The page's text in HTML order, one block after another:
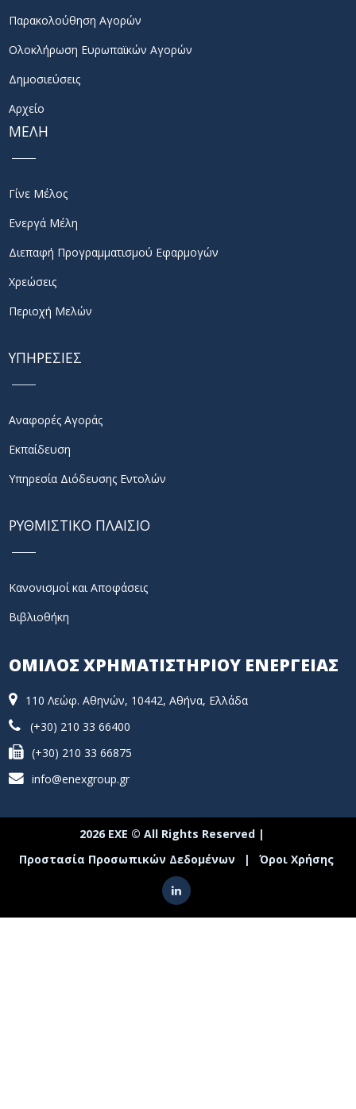
Παρακολούθηση Αγορών
Ολοκλήρωση Ευρωπαϊκών Αγορών
Δημοσιεύσεις
Αρχείο
ΜΕΛΗ
Γίνε Μέλος
Ενεργά Μέλη
Διεπαφή Προγραμματισμού Εφαρμογών
Χρεώσεις
Περιοχή Μελών
ΥΠΗΡΕΣΙΕΣ
Αναφορές Αγοράς
Εκπαίδευση
Υπηρεσία Διόδευσης Εντολών
ΡΥΘΜΙΣΤΙΚΟ ΠΛΑΙΣΙΟ
Κανονισμοί και Αποφάσεις
Βιβλιοθήκη
ΟΜΙΛΟΣ ΧΡΗΜΑΤΙΣΤΗΡΙΟΥ ΕΝΕΡΓΕΙΑΣ
110 Λεώφ. Αθηνών, 10442, Αθήνα, Ελλάδα
(+30) 210 33 66400
(+30) 210 33 66875
info@enexgroup.gr
2026 ΕΧΕ © All Rights Reserved |
Προστασία Προσωπικών Δεδομένων
| Όροι Χρήσης